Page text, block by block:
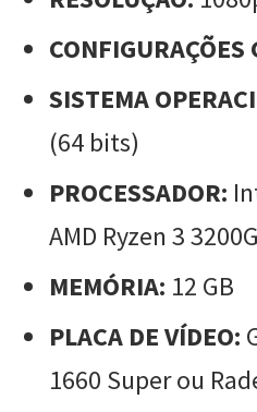
CONFIGURAÇÕES
SISTEMA
(64 bits)
PROCESSADOR:
AMD Ryzen 3 3200G
MEMÓRIA: 12 GB
PLACA DE VÍDEO:
1660 Super ou